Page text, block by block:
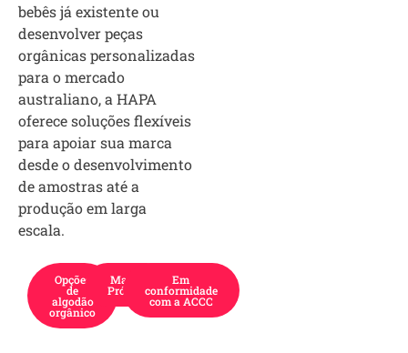
bebês já existente ou
desenvolver peças
orgânicas personalizadas
para o mercado
australiano, a HAPA
oferece soluções flexíveis
para apoiar sua marca
desde o desenvolvimento
de amostras até a
produção em larga
escala.
Opções
de
algodão
orgânico
Marca
Própria
Em
conformidade
com a ACCC